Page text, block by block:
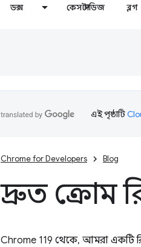
ডক্স কেস স্টাডিজ ব্লগ
এই পৃষ্ঠাটি
Chrome for Developers Blog
দ্রুত ক্রোম
Chrome 119 থেকে, আমরা একটি